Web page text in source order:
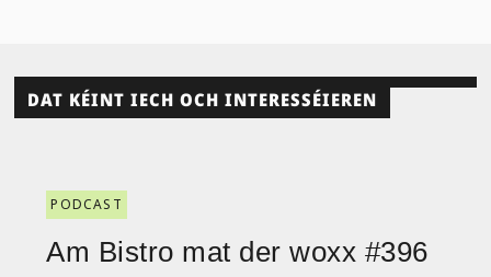
DAT KÉINT IECH OCH INTERESSÉIEREN
PODCAST
Am Bistro mat der woxx #396